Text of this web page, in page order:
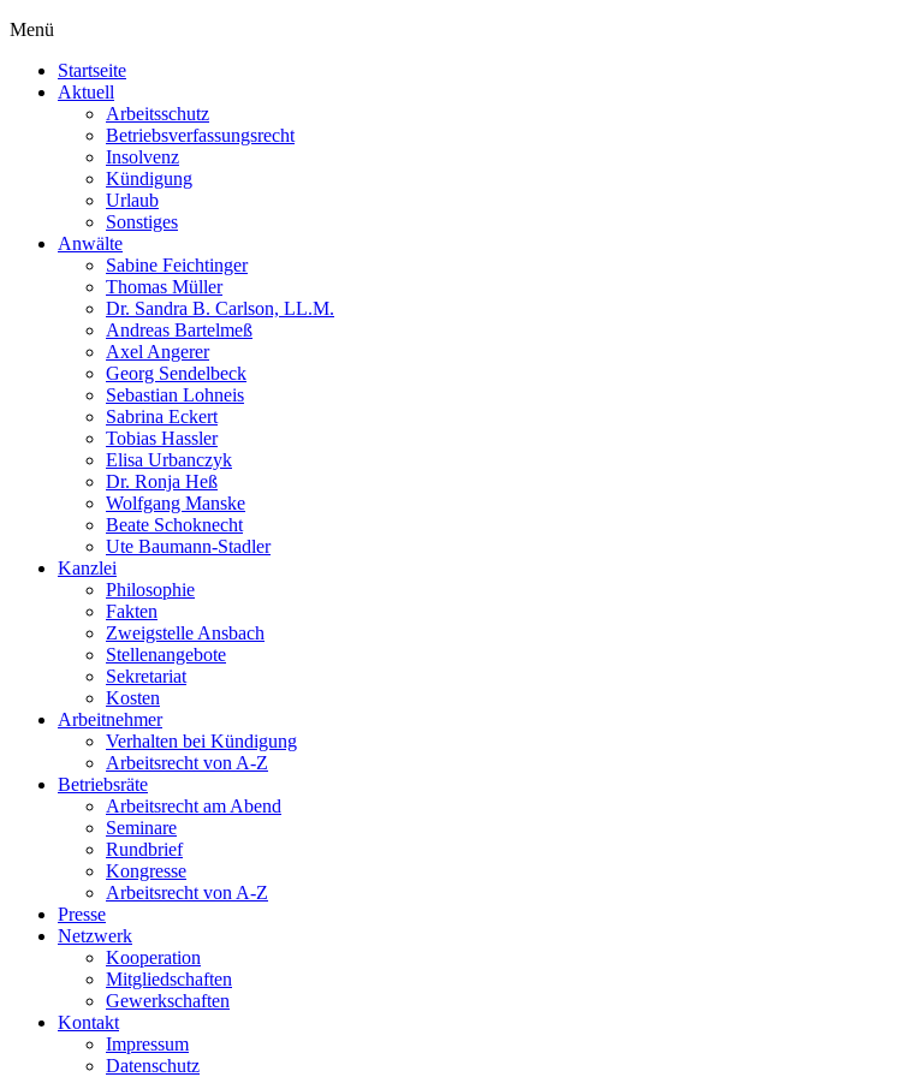
Menü
Startseite
Aktuell
Arbeitsschutz
Betriebsverfassungsrecht
Insolvenz
Kündigung
Urlaub
Sonstiges
Anwälte
Sabine Feichtinger
Thomas Müller
Dr. Sandra B. Carlson, LL.M.
Andreas Bartelmeß
Axel Angerer
Georg Sendelbeck
Sebastian Lohneis
Sabrina Eckert
Tobias Hassler
Elisa Urbanczyk
Dr. Ronja Heß
Wolfgang Manske
Beate Schoknecht
Ute Baumann-Stadler
Kanzlei
Philosophie
Fakten
Zweigstelle Ansbach
Stellenangebote
Sekretariat
Kosten
Arbeitnehmer
Verhalten bei Kündigung
Arbeitsrecht von A-Z
Betriebsräte
Arbeitsrecht am Abend
Seminare
Rundbrief
Kongresse
Arbeitsrecht von A-Z
Presse
Netzwerk
Kooperation
Mitgliedschaften
Gewerkschaften
Kontakt
Impressum
Datenschutz